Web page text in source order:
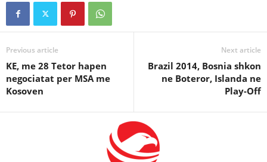
Previous article
KE, me 28 Tetor hapen
negociatat per MSA me
Kosoven
Next article
Brazil 2014, Bosnia shkon
ne Boteror, Islanda ne
Play-Off